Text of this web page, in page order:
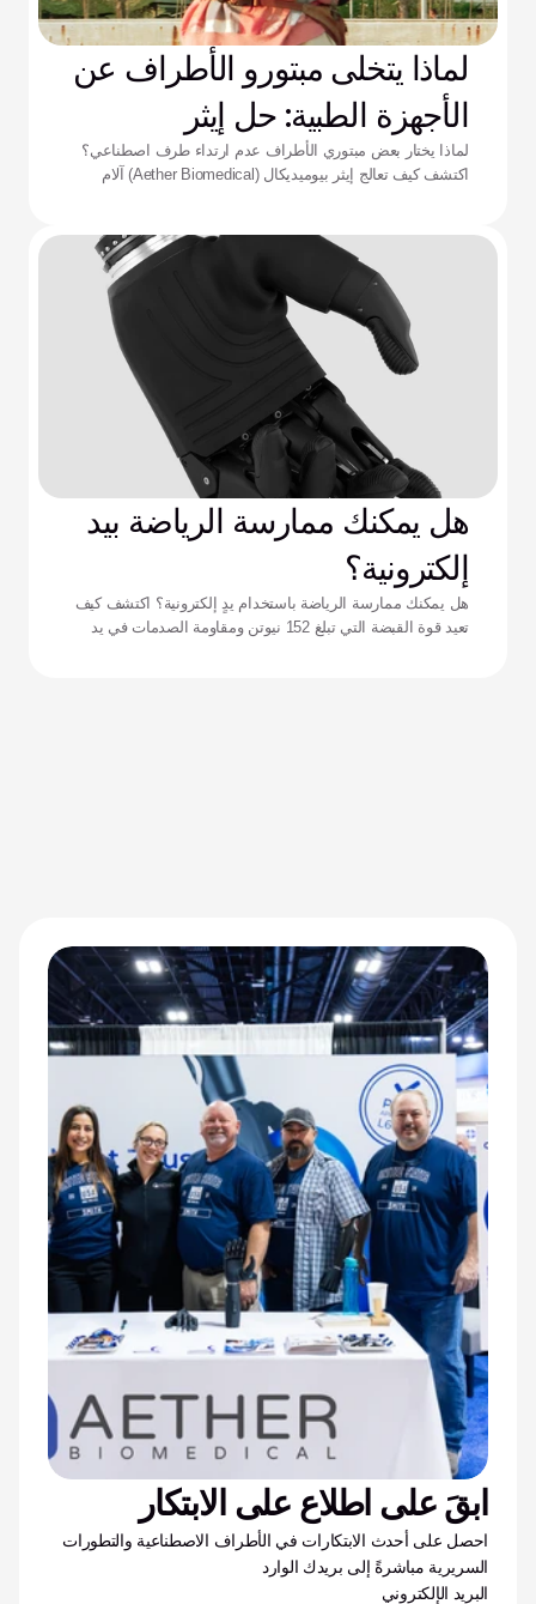
لماذا يتخلى مبتورو الأطراف عن
الأجهزة الطبية: حل إيثر
لماذا يختار بعض مبتوري الأطراف عدم ارتداء طرف اصطناعي؟
اكتشف كيف تعالج إيثر بيوميديكال (Aether Biomedical) آلام
هل يمكنك ممارسة الرياضة بيد
إلكترونية؟
هل يمكنك ممارسة الرياضة باستخدام يدٍ إلكترونية؟ اكتشف كيف
تعيد قوة القبضة التي تبلغ 152 نيوتن ومقاومة الصدمات في يد
ابقَ على اطلاع على الابتكار
السريرية مباشرةً إلى بريدك الوارد
البريد الإلكتروني